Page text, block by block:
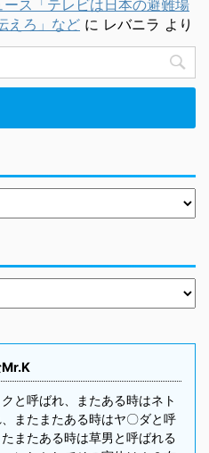
ス「テレビは日本の避難場
えろ」など に レバニラ より
Mr.K
と呼ばれ、またある時はネト
またまたある時はヤ〇ダと呼
またある時は草男と呼ばれる